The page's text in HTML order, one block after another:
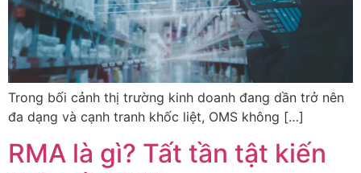
Trong bối cảnh thị trường kinh doanh đang dần trở nên
đa dạng và cạnh tranh khốc liệt, OMS không […]
RMA là gì? Tất tần tật kiến